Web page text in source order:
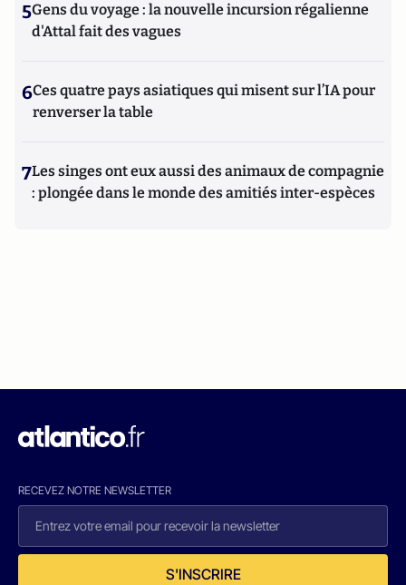
5Gens du voyage : la nouvelle incursion régalienne
d'Attal fait des vagues
6Ces quatre pays asiatiques qui misent sur l’IA pour
renverser la table
7Les singes ont eux aussi des animaux de compagnie
: plongée dans le monde des amitiés inter-espèces
RECEVEZ NOTRE NEWSLETTER
S'INSCRIRE